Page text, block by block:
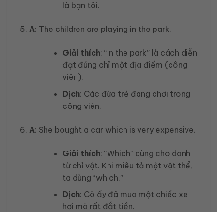
là bạn tôi.
A: The children are playing in the park.
Giải thích: “In the park” là cách diễn
đạt đúng chỉ một địa điểm (công
viên).
Dịch: Các đứa trẻ đang chơi trong
công viên.
A: She bought a car which is very expensive.
Giải thích: “Which” dùng cho danh
từ chỉ vật. Khi miêu tả một vật thể,
ta dùng “which.”
Dịch: Cô ấy đã mua một chiếc xe
hơi mà rất đắt tiền.